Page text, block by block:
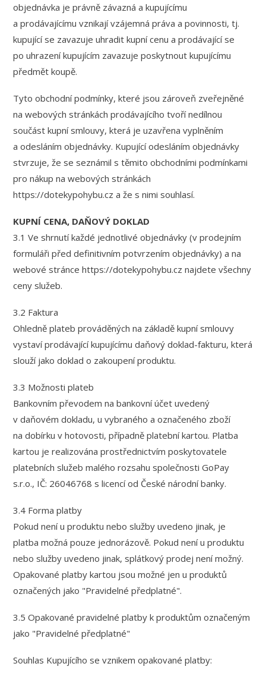
objednávka je právně závazná a kupujícímu
a prodávajícímu vznikají vzájemná práva a povinnosti, tj.
kupující se zavazuje uhradit kupní cenu a prodávající se
po uhrazení kupujícím zavazuje poskytnout kupujícímu
předmět koupě.
Tyto obchodní podmínky, které jsou zároveň zveřejněné
na webových stránkách prodávajícího tvoří nedílnou
součást kupní smlouvy, která je uzavřena vyplněním
a odesláním objednávky. Kupující odesláním objednávky
stvrzuje, že se seznámil s těmito obchodními podmínkami
pro nákup na webových stránkách
https://dotekypohybu.cz a že s nimi souhlasí.
KUPNÍ CENA, DAŇOVÝ DOKLAD
3.1 Ve shrnutí každé jednotlivé objednávky (v prodejním
formuláři před definitivním potvrzením objednávky) a na
webové stránce https://dotekypohybu.cz najdete všechny
ceny služeb.
3.2 Faktura
Ohledně plateb prováděných na základě kupní smlouvy
vystaví prodávající kupujícímu daňový doklad-fakturu, která
slouží jako doklad o zakoupení produktu.
3.3 Možnosti plateb
Bankovním převodem na bankovní účet uvedený
v daňovém dokladu, u vybraného a označeného zboží
na dobírku v hotovosti, případně platební kartou. Platba
kartou je realizována prostřednictvím poskytovatele
platebních služeb malého rozsahu společnosti GoPay
s.r.o., IČ: 26046768 s licencí od České národní banky.
3.4 Forma platby
Pokud není u produktu nebo služby uvedeno jinak, je
platba možná pouze jednorázově. Pokud není u produktu
nebo služby uvedeno jinak, splátkový prodej není možný.
Opakované platby kartou jsou možné jen u produktů
označených jako "Pravidelné předplatné".
3.5 Opakované pravidelné platby k produktům označeným
jako "Pravidelné předplatné"
Souhlas Kupujícího se vznikem opakované platby: